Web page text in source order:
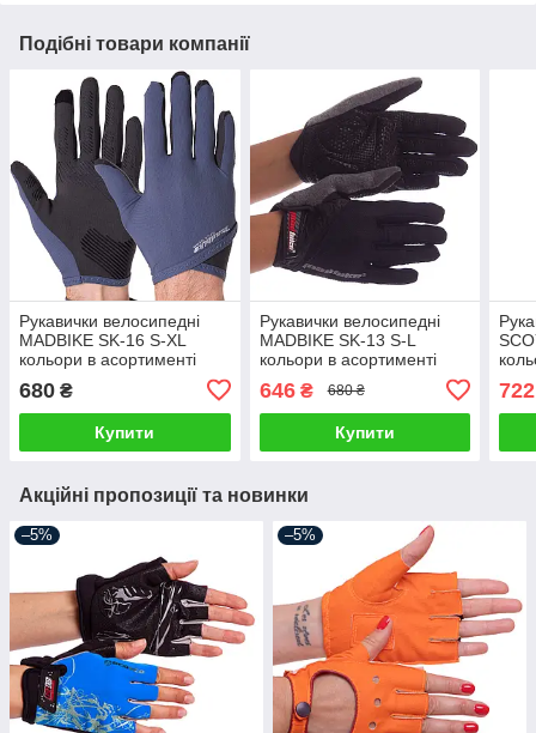
Подібні товари компанії
Рукавички велосипедні
MADBIKE SK-16 S-XL
кольори в асортименті
680 ₴
Купити
Рукавички велосипедні
MADBIKE SK-13 S-L
кольори в асортименті
646₴ 680 ₴
Купити
722
Акційні пропозиції та новинки
–5% –5%